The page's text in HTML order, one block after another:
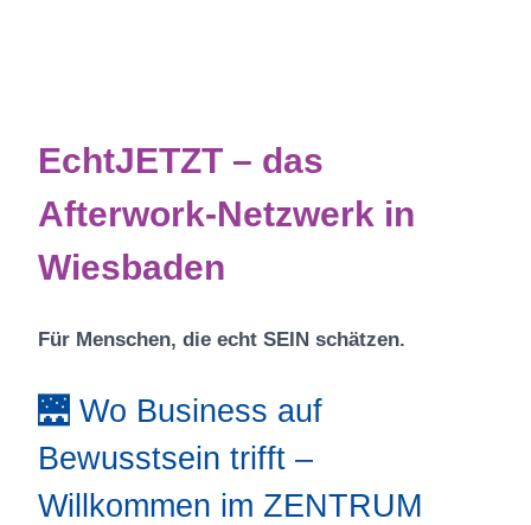
EchtJETZT – das
Afterwork-Netzwerk in
Wiesbaden
Für Menschen, die echt SEIN schätzen.
🌉 Wo Business auf
Bewusstsein trifft –
Willkommen im ZENTRUM